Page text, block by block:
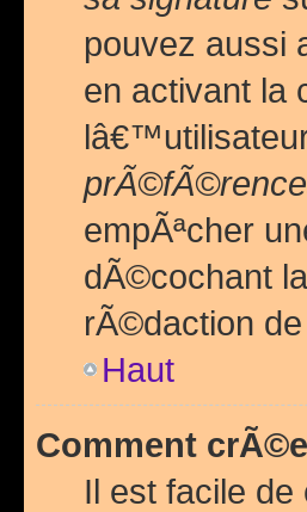
pouvez aussi
en activant la
empÃªcher
dÃ©cochant
rÃ©daction
Haut
Comment
Il est facile